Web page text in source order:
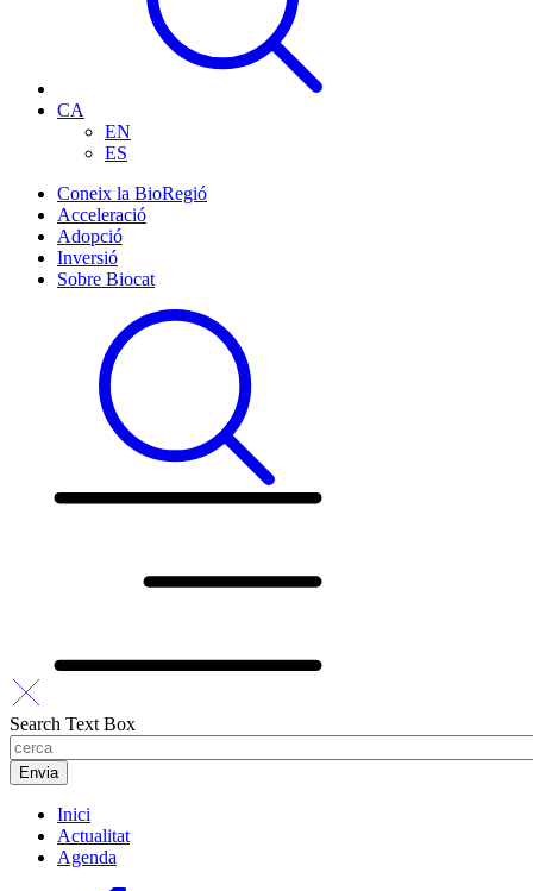
CA
EN
ES
Coneix la BioRegió
Acceleració
Adopció
Inversió
Sobre Biocat
Search Text Box
Inici
Actualitat
Agenda